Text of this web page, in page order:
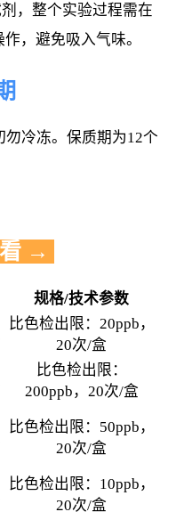
，整个实验过程需在
，避免吸入气味。
冷冻。保质期为12个
→
规格/技术参数
比色检出限：20ppb，
20次/盒
比色检出限：
200ppb，20次/盒
比色检出限：50ppb，
20次/盒
比色检出限：10ppb，
20次/盒